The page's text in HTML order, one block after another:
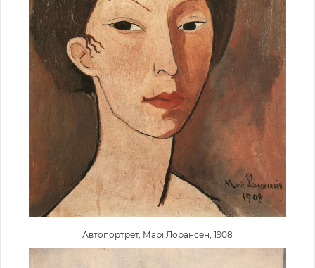
Автопортрет, Марі Лорансен, 1908